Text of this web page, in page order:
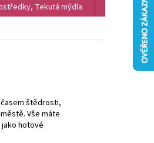
Tekutá mýdla
Kosmetika
štědrosti,
Vše máte
hotové